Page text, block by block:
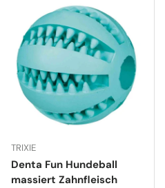
TRIXIE
Denta Fun Hundeball
massiert Zahnfleisch